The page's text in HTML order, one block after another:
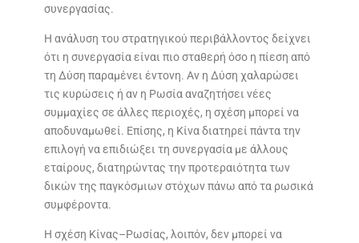
συνεργασίας.
Η ανάλυση του στρατηγικού περιβάλλοντος δείχνει
ότι η συνεργασία είναι πιο σταθερή όσο η πίεση από
τη Δύση παραμένει έντονη. Αν η Δύση χαλαρώσει
τις κυρώσεις ή αν η Ρωσία αναζητήσει νέες
συμμαχίες σε άλλες περιοχές, η σχέση μπορεί να
αποδυναμωθεί. Επίσης, η Κίνα διατηρεί πάντα την
επιλογή να επιδιώξει τη συνεργασία με άλλους
εταίρους, διατηρώντας την προτεραιότητα των
δικών της παγκόσμιων στόχων πάνω από τα ρωσικά
συμφέροντα.
Η σχέση Κίνας–Ρωσίας, λοιπόν, δεν μπορεί να